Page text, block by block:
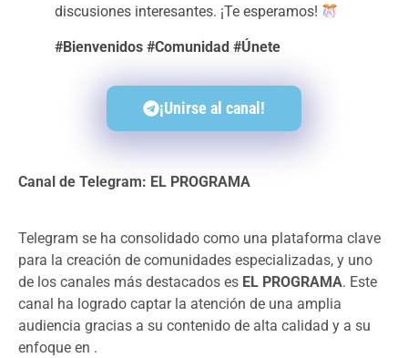
Canal de Telegram: EL PROGRAMA
Telegram se ha consolidado como una plataforma clave
para la creación de comunidades especializadas, y uno
de los canales más destacados es EL PROGRAMA. Este
canal ha logrado captar la atención de una amplia
audiencia gracias a su contenido de alta calidad y a su
enfoque en .
discusiones interesantes. ¡Te esperamos!
#Bienvenidos #Comunidad #Únete
¡Unirse al canal!